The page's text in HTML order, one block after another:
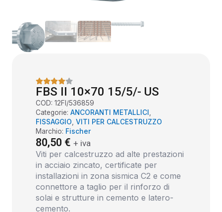
FBS II 10×70 15/5/- US
COD: 12FI/536859
Categorie: ANCORANTI METALLICI
FISSAGGIO VITI PER CALCESTRUZZO
Marchio: Fischer
80,50 € + iva
Viti per calcestruzzo ad alte prestazioni
in acciaio zincato, certificate per
installazioni in zona sismica C2 e come
connettore a taglio per il rinforzo di
solai e strutture in cemento e latero-
cemento.